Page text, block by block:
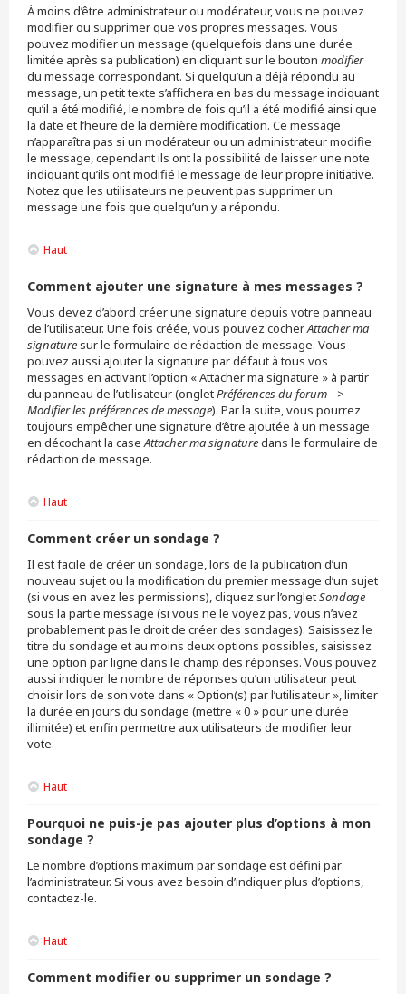
À moins d’être administrateur ou modérateur, vous ne pouvez
modifier ou supprimer que vos propres messages. Vous
pouvez modifier un message (quelquefois dans une durée
limitée après sa publication) en cliquant sur le bouton modifier
du message correspondant. Si quelqu’un a déjà répondu au
message, un petit texte s’affichera en bas du message indiquant
qu’il a été modifié, le nombre de fois qu’il a été modifié ainsi que
la date et l’heure de la dernière modification. Ce message
n’apparaîtra pas si un modérateur ou un administrateur modifie
le message, cependant ils ont la possibilité de laisser une note
indiquant qu’ils ont modifié le message de leur propre initiative.
Notez que les utilisateurs ne peuvent pas supprimer un
message une fois que quelqu’un y a répondu.
Haut
Comment ajouter une signature à mes messages ?
Vous devez d’abord créer une signature depuis votre panneau
de l’utilisateur. Une fois créée, vous pouvez cocherAttacher ma
signature sur le formulaire de rédaction de message. Vous
pouvez aussi ajouter la signature par défaut à tous vos
messages en activant l’option « Attacher ma signature » à partir
du panneau de l’utilisateur (ongletPréférences du forum -->
Modifier les préférences de message). Par la suite, vous pourrez
toujours empêcher une signature d’être ajoutée à un message
en décochant la caseAttacher ma signaturedans le formulaire de
rédaction de message.
Haut
Comment créer un sondage ?
Il est facile de créer un sondage, lors de la publication d’un
nouveau sujet ou la modification du premier message d’un sujet
(si vous en avez les permissions), cliquez sur l’ongletSondage
sous la partie message (si vous ne le voyez pas, vous n’avez
probablement pas le droit de créer des sondages). Saisissez le
titre du sondage et au moins deux options possibles, saisissez
une option par ligne dans le champ des réponses. Vous pouvez
aussi indiquer le nombre de réponses qu’un utilisateur peut
choisir lors de son vote dans « Option(s) par l’utilisateur », limiter
la durée en jours du sondage (mettre « 0 » pour une durée
illimitée) et enfin permettre aux utilisateurs de modifier leur
vote.
Haut
Pourquoi ne puis-je pas ajouter plus d’options à mon
sondage ?
Le nombre d’options maximum par sondage est défini par
l’administrateur. Si vous avez besoin d’indiquer plus d’options,
contactez-le.
Haut
Comment modifier ou supprimer un sondage ?